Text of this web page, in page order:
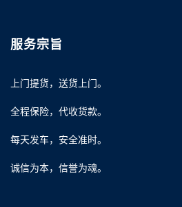
服务宗旨
上门提货，送货上门。
全程保险，代收货款。
每天发车，安全准时。
诚信为本，信誉为魂。